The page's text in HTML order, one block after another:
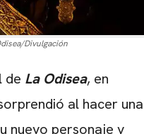
Divulgación
de La Odisea, en
al hacer una
nuevo personaje y